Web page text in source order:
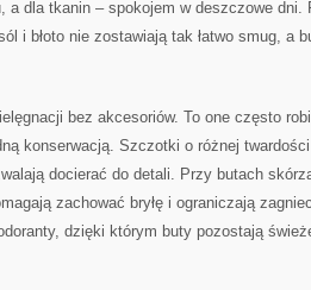
a dla tkanin – spokojem w deszczowe dni.
i błoto nie zostawiają tak łatwo smug, a
bez akcesoriów. To one często
konserwacją. Szczotki o różnej
docierać do detali. Przy butach
zachować bryłę i ograniczają
dzięki którym buty pozostają